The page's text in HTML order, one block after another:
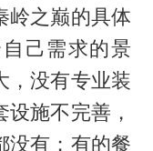
岭之巅的具体
己需求的景
，没有专业装
施不完善，
没有；有的餐